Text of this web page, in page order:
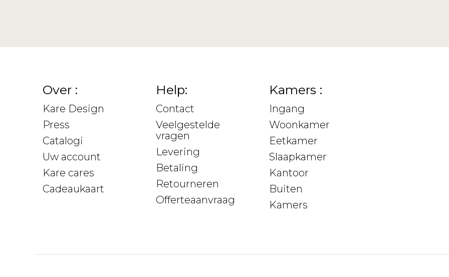
Over :
Kare Design
Press
Catalogi
Uw account
Kare cares
Cadeaukaart
Help:
Contact
Veelgestelde
vragen
Levering
Betaling
Retourneren
Offerteaanvraag
Kamers :
Ingang
Woonkamer
Eetkamer
Slaapkamer
Kantoor
Buiten
Kamers